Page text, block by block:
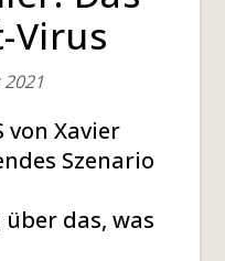
Virus
2021
von Xavier
Szenario
das, was